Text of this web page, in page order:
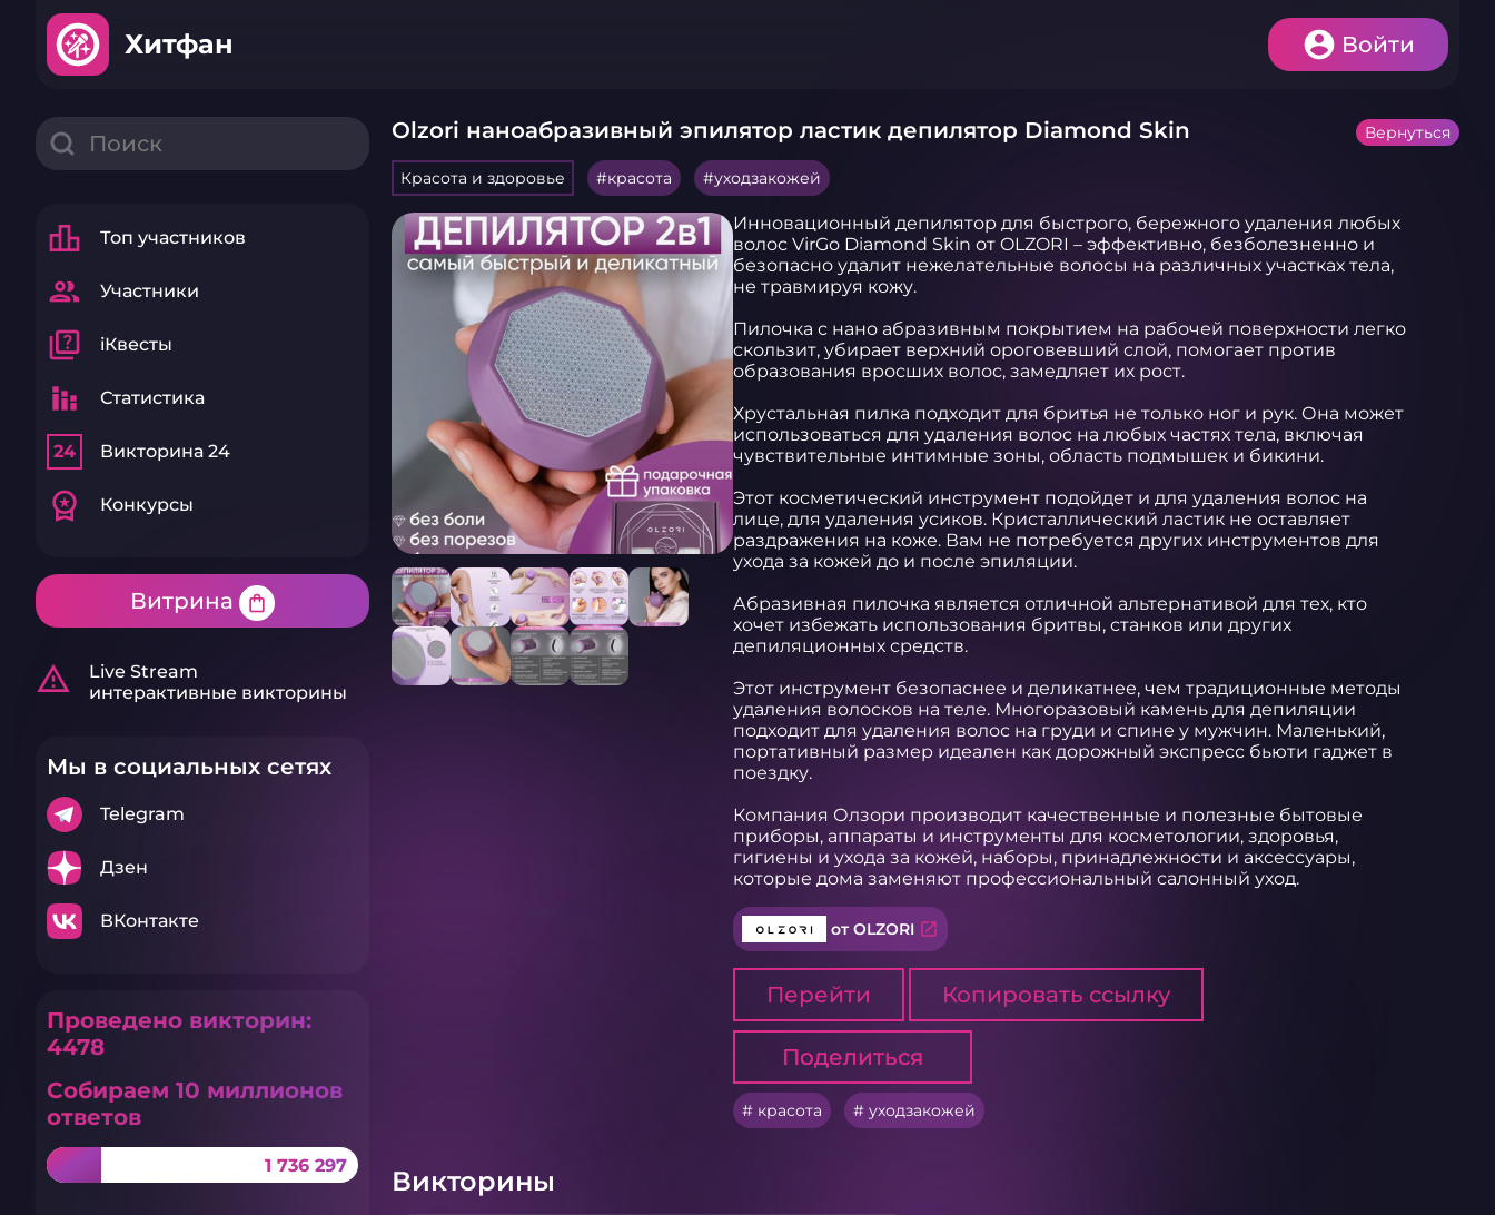
Хитфан Войти
leaderboard Топ участников
group Участники
quiz iКвесты
stacked_bar_chart Статистика
24 Викторина 24
workspace_premium Конкурсы
Витрина shopping_bag
warning_amber
Live Stream
интерактивные викторины
Мы в социальных сетях
Telegram
Дзен
ВКонтакте
Проведено викторин:
4478
Собираем 10 миллионов
ответов
1 736 297
Olzori наноабразивный эпилятор ластик депилятор Diamond Skin Вернуться
Красота и здоровье красота уходзакожей
Инновационный депилятор для быстрого, бережного удаления любых
волос VirGo Diamond Skin от OLZORI – эффективно, безболезненно и
безопасно удалит нежелательные волосы на различных участках тела,
не травмируя кожу.
Пилочка с нано абразивным покрытием на рабочей поверхности легко
скользит, убирает верхний ороговевший слой, помогает против
образования вросших волос, замедляет их рост.
Хрустальная пилка подходит для бритья не только ног и рук. Она может
использоваться для удаления волос на любых частях тела, включая
чувствительные интимные зоны, область подмышек и бикини.
Этот косметический инструмент подойдет и для удаления волос на
лице, для удаления усиков. Кристаллический ластик не оставляет
раздражения на коже. Вам не потребуется других инструментов для
ухода за кожей до и после эпиляции.
Абразивная пилочка является отличной альтернативой для тех, кто
хочет избежать использования бритвы, станков или других
депиляционных средств.
Этот инструмент безопаснее и деликатнее, чем традиционные методы
удаления волосков на теле. Многоразовый камень для депиляции
подходит для удаления волос на груди и спине у мужчин. Маленький,
портативный размер идеален как дорожный экспресс бьюти гаджет в
поездку.
Компания Олзори производит качественные и полезные бытовые
приборы, аппараты и инструменты для косметологии, здоровья,
гигиены и ухода за кожей, наборы, принадлежности и аксессуары,
которые дома заменяют профессиональный салонный уход.
от OLZORI open_in_new
Перейти Копировать ссылку
Поделиться
Поделиться
красота уходзакожей
Викторины